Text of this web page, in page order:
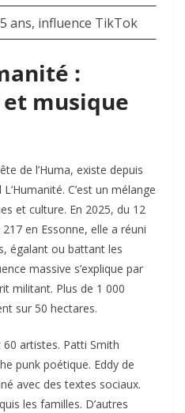
ans, influence TikTok
:
musique
de l’Huma, existe depuis
C’est un mélange
et culture. En 2025, du 12
en Essonne, elle a réuni
égalant ou battant les
massive s’explique par
militant. Plus de 1 000
sur 50 hectares.​
60 artistes. Patti Smith
punk poétique. Eddy de
avec des textes sociaux.
les familles. D’autres